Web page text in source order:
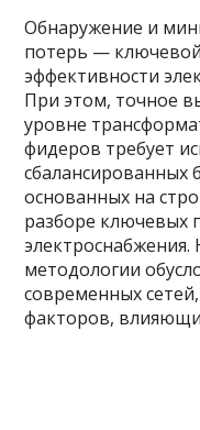
Обнаружение и
потерь —
эффективности
При этом, точное
уровне
фидеров требует
сбалансированных
основанных на
разборе ключевых
методологии
современных
факторов,